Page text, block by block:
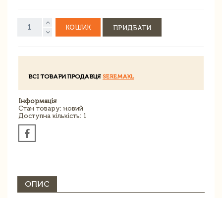
КОШИК ПРИДБАТИ
ВСІ ТОВАРИ ПРОДАВЦЯ SEREMAKL
Інформація
Стан товару: новий
Доступна кількість: 1
ОПИС